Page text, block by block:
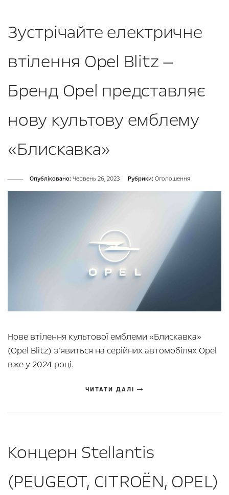
Зустрічайте електричне
втілення Opel Blitz —
Бренд Opel представляє
нову культову емблему
«Блискавка»
Опубліковано: Червень 26, 2023 Рубрики: Оголошення
Нове втілення культової емблеми «Блискавка»
(Opel Blitz) з’явиться на серійних автомобілях Opel
вже у 2024 році.
ЧИТАТИ ДАЛІ
Концерн Stellantis
(PEUGEOT, CITROЁN, OPEL)